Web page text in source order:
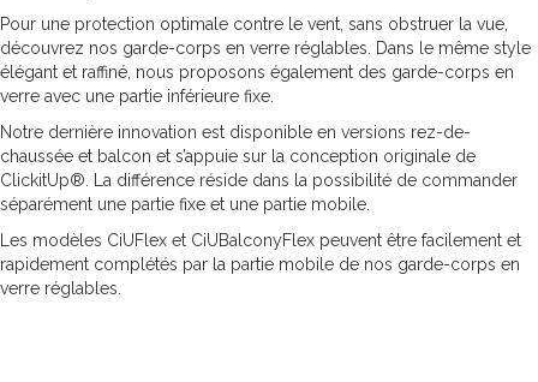
Pour une protection optimale contre le vent, sans obstruer la vue,
découvrez nos garde-corps en verre réglables. Dans le même style
élégant et raffiné, nous proposons également des garde-corps en
verre avec une partie inférieure fixe.
Notre dernière innovation est disponible en versions rez-de-
chaussée et balcon et s’appuie sur la conception originale de
ClickitUp®. La différence réside dans la possibilité de commander
séparément une partie fixe et une partie mobile.
Les modèles CiUFlex et CiUBalconyFlex peuvent être facilement et
rapidement complétés par la partie mobile de nos garde-corps en
verre réglables.